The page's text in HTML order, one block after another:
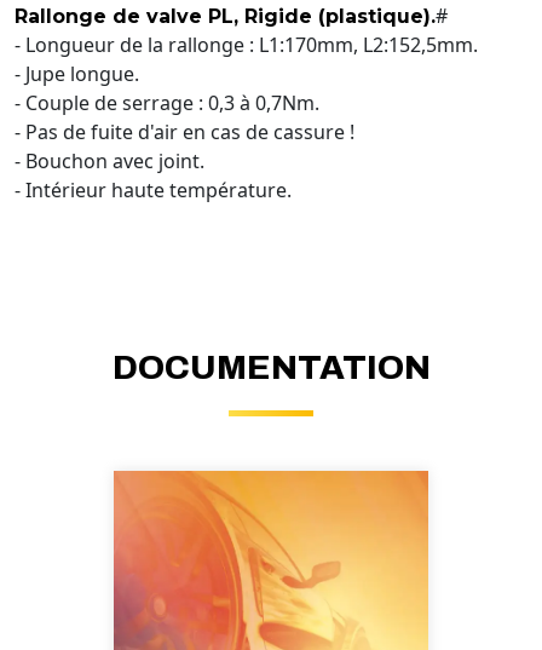
Rallonge de valve PL, Rigide (plastique).#
- Longueur de la rallonge : L1:170mm, L2:152,5mm.
- Jupe longue.
- Couple de serrage : 0,3 à 0,7Nm.
- Pas de fuite d'air en cas de cassure !
- Bouchon avec joint.
- Intérieur haute température.
DOCUMENTATION